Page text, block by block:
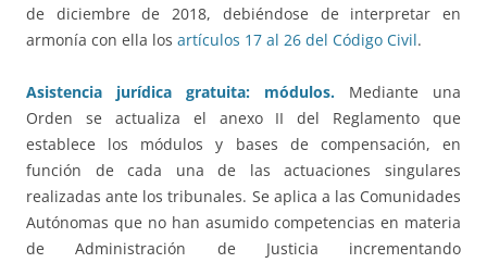
de diciembre de 2018, debiéndose de interpretar en
armonía con ella los artículos 17 al 26 del Código Civil.
Asistencia jurídica gratuita: módulos. Mediante una
Orden se actualiza el anexo II del Reglamento que
establece los módulos y bases de compensación, en
función de cada una de las actuaciones singulares
realizadas ante los tribunales. Se aplica a las Comunidades
Autónomas que no han asumido competencias en materia
de Administración de Justicia incrementando